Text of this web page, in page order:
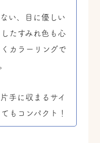
い、目に優しい
たすみれ色も心
カラーリングで
手に収まるサイ
もコンパクト！